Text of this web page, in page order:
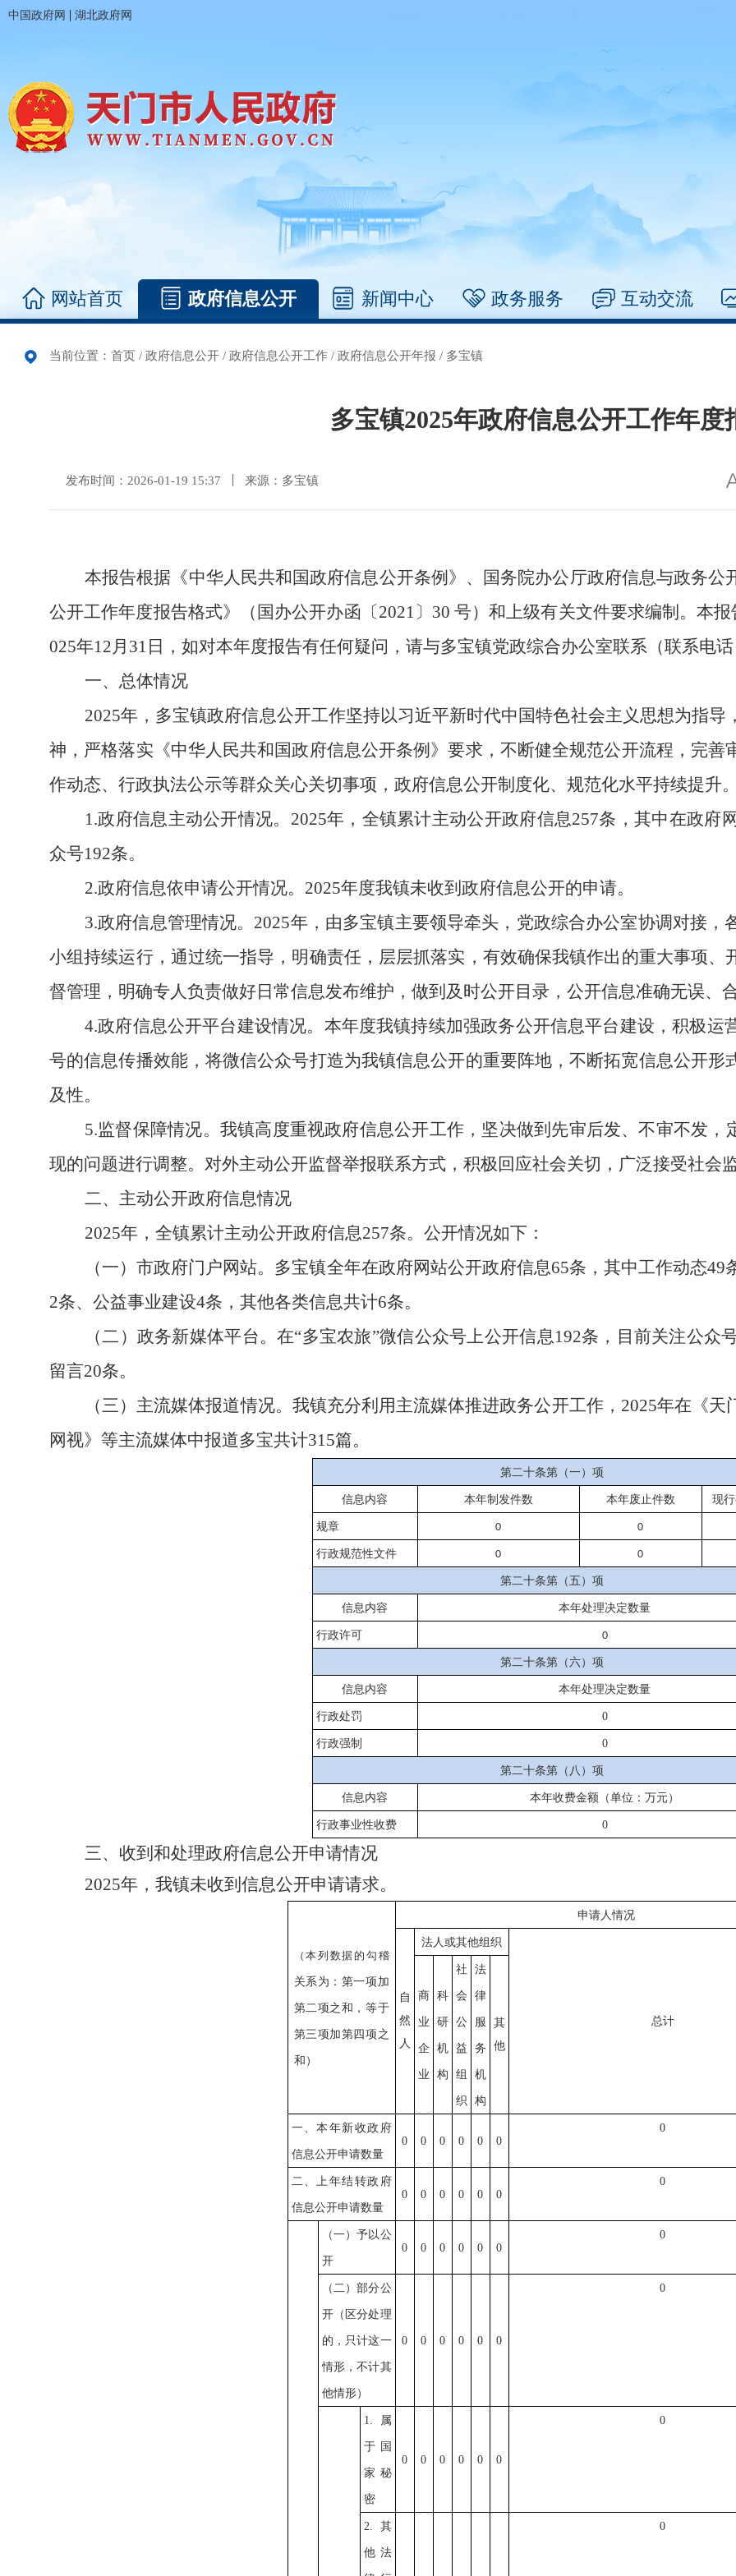
中国政府网 | 湖北政府网
网站首页 政府信息公开 新闻中心 政务服务 互动交流
当前位置： 首页 / 政府信息公开 / 政府信息公开工作 / 政府信息公开年报 / 多宝镇
多宝镇2025年政府信息公开工作年度
发布时间：2026-01-19 15:37 来源：多宝镇
本报告根据《中华人民共和国政府信息公开条例》、国务院办公厅政府信息与政务
公开工作年度报告格式》（国办公开办函〔2021〕30 号）和上级有关文件要求编制 。本报
025年12月31日 ，如对本年度报告有任何疑问，请与多宝镇党政综合办公室联系（联系电话
一、总体情况
2025年， 多宝镇政府信息公开工作坚持以习近平新时代中国特色社会主义思想为指导
神，严格落实《中华人民共和国政府信息公开条例 》要求，不断健全规范公开流程，完善
作动态、行政执法公示等群众关心关切事项，政府信息公开制度化、规范化水平持续提升。
1.政府信息主动公开情况。 2025年，全镇累计主动公开政府信息257条，其中在政府
众号192条。
2.政府信息依申请公开情况。 2025年度我镇未收到政府信息公开的申请。
3.政府信息管理情况。 2025年， 由多宝镇主要领导牵头，党政综合办公室协调对接，
小组持续运行， 通过统一指导，明确责任，层层抓落实， 有效确保我镇作出的重大事项、
督管理， 明确专人负责做好日常信息发布维护，做到及时公开目录，公开信息准确无误、
4.政府信息公开平台建设情况。 本年度我镇持续加强政务公开信息平台建设，积极运
号的信息传播效能， 将微信公众号打造为我镇信息公开的重要阵地，不断拓宽信息公开形
及性。
5.监督保障情况。 我镇高度重视政府信息公开工作，坚决做到先审后发、不审不发，
现的问题进行调整。 对外主动公开监督举报联系方式，积极回应社会关切，广泛接受社会
二、主动公开政府信息情况
2025年，全镇累计主动公开政府信息257条。公开情况如下：
（一）市政府门户网站。 多宝镇全年在政府网站公开政府信息65条，其中工作动态49
2条、公益事业建设4条， 其他各类信息共计6条。
（二）政务新媒体平台。在“多宝农旅”微信公众号上公开信息192条，目前关注公众
留言20条。
（三）主流媒体报道情况。 我镇充分利用主流媒体推进政务公开工作， 2025年在 《
网视》等主流媒体中报道多宝共计315篇。
第二十条第（一）项
信息内容 本年制发件数 本年废止件数 现
规章 0 0
行政规范性文件 0 0
第二十条第（五）项
信息内容 本年处理决定数量
行政许可 0
第二十条第（六）项
信息内容 本年处理决定数量
行政处罚 0
行政强制 0
第二十条第（八）项
信息内容 本年收费金额（单位：万元）
行政事业性收费 0
三、收到和处理政府信息公开申请情况
2025年，我镇未收到信息公开申请请求。
（本列数据的 勾稽
关系为：第一项加
第二项之和，等于
第三项加第四项之
和）
申请人情况
自
然
人
法人或其他组织
总计
商
业
企
业
科
研
机
构
社
会
公
益
组
织
法
律
服
务
机
构
其
他
一、本年新收政府
信息公开申请数量
0 0 0 0 0 0
0
二、上年结转政府
信息公开申请数量
0 0 0 0 0 0
0
（一）予以公
开
0 0 0 0 0 0
0
（二）部分公
开（区分处理
的，只计这一
情形，不计其
他情形）
0 0 0 0 0 0
0
1.属
于国
家秘
密
0 0 0 0 0 0
0
2.其
他法
0